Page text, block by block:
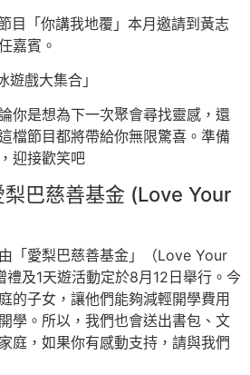
目「你講我地覆」本月邀請到黃志
嘉賓。
戲大集合」
你是想為下一次聚會尋找靈感，還
檔節目都將帶給你無限驚喜。準備
迎接歡笑吧
巴慈善基金 (Love Your
「愛梨巴慈善基金」（Love Your
及1天遊活動定於8月12日舉行。今
的子女，讓他們能夠減輕開學費用
學。所以，我們也會送出書包、文
庭，如果你有感動支持，請與我們